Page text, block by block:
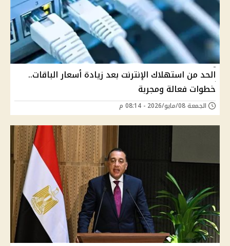
الحد من استهلاك الإنترنت بعد زيادة أسعار الباقات..
خطوات فعالة ومجربة
الجمعة 08/مايو/2026 - 08:14 م